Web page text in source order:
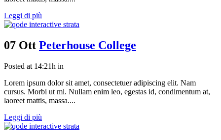
Leggi di più
07 Ott Peterhouse College
Posted at 14:21h in
Lorem ipsum dolor sit amet, consectetuer adipiscing elit. Nam
cursus. Morbi ut mi. Nullam enim leo, egestas id, condimentum at,
laoreet mattis, massa....
Leggi di più